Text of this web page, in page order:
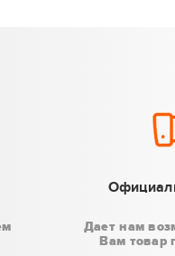
Дает нам
Вам товар